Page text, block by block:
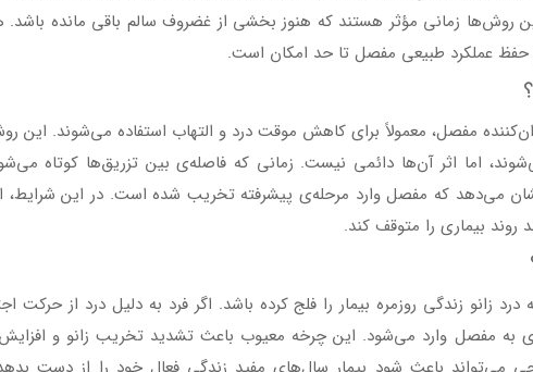
روش‌ها زمانی مؤثر هستند که هنوز بخشی از غضروف سالم باقی مانده
حفظ عملکرد طبیعی مفصل تا حد امکان است.
مفصل، معمولاً برای کاهش موقت درد و التهاب استفاده می‌شوند. این
اما اثر آن‌ها دائمی نیست. زمانی که فاصله‌ی بین تزریق‌ها کوتاه
می‌دهد که مفصل وارد مرحله‌ی پیشرفته تخریب شده است. در این شرایط،
روند بیماری را متوقف کند.
زانو زندگی روزمره بیمار را فلج کرده باشد. اگر فرد به دلیل درد از حرکت
مفصل وارد می‌شود. این چرخه معیوب باعث تشدید تخریب زانو و